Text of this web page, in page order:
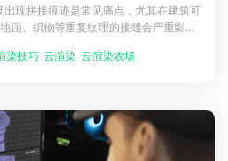
现拼接痕迹是常见痛点，尤其在建筑可
面、织物等重复纹理的接缝会严重影响
支持，瑞云渲染农场更是凭借全流程优
染技巧 云渲染 云渲染农场